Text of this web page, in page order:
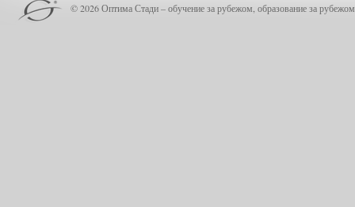
© 2026 Оптима Стади – обучение за рубежом, образование за